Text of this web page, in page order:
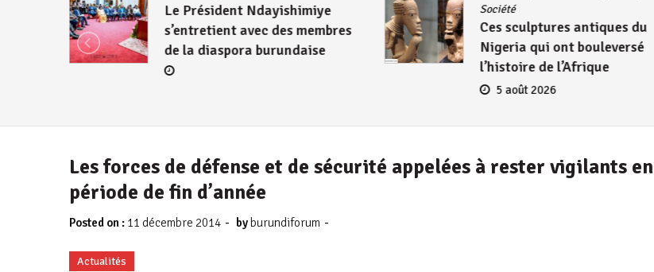
Le Président Ndayishimiye
s’entretient avec des membres
de la diaspora burundaise
Société
Ces sculptures antiques du
Nigeria qui ont bouleversé
l’histoire de l’Afrique
5 août 2026
Les forces de défense et de sécurité appelées à rester vigilants en
période de fin d’année
Posted on : 11 décembre 2014 - by burundiforum -
Actualités